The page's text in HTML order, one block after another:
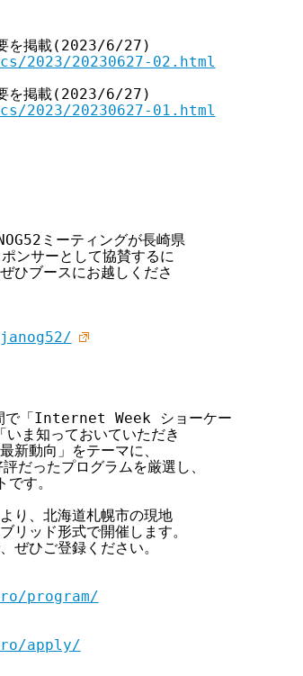
要を掲載(2023/6/27)
20230627-02.html
要を掲載(2023/6/27)
20230627-01.html
ミーティングが長崎県
ンサーとして協賛するに
ひブースにお越しくださ
「Internet Week ショーケー
ま知っておいていただき
動向」をテーマに、
ったプログラムを厳選し、
す。
り、北海道札幌市の現地
ッド形式で開催します。
ひご登録ください。
program/
apply/